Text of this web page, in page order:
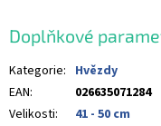
Doplňkové
Kategorie: Hvězdy
EAN:
026635071284
Velikosti:
41 - 50 cm